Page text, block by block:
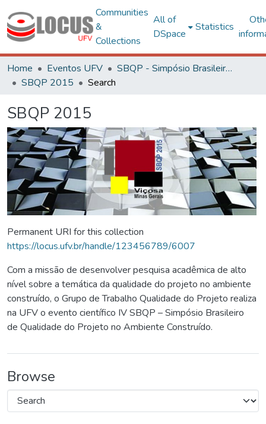
Communities
&
Collections
All of
DSpace
Statistics
Home Eventos UFV
SBQP - Simpósio Brasileiro de Qualidade do Projeto no Ambiente Construído
SBQP 2015
Search
SBQP 2015
Permanent URI for this collection
https://locus.ufv.br/handle/123456789/6007
Com a missão de desenvolver pesquisa acadêmica de alto
nível sobre a temática da qualidade do projeto no ambiente
construído, o Grupo de Trabalho Qualidade do Projeto realiza
na UFV o evento científico IV SBQP – Simpósio Brasileiro
de Qualidade do Projeto no Ambiente Construído.
Browse